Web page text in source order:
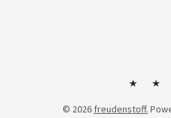
Kontakt
© 2026 freudenstoff.